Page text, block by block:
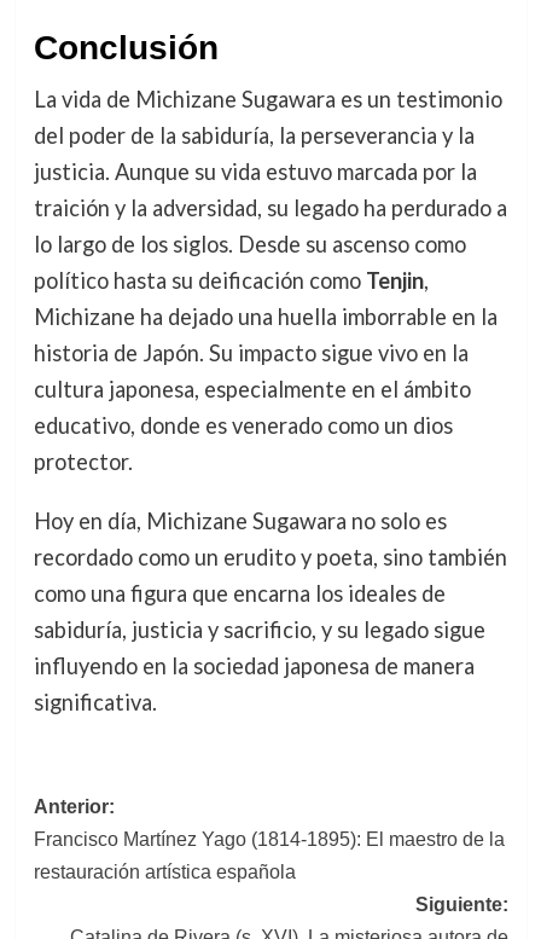
Conclusión
La vida de Michizane Sugawara es un testimonio
del poder de la sabiduría, la perseverancia y la
justicia. Aunque su vida estuvo marcada por la
traición y la adversidad, su legado ha perdurado a
lo largo de los siglos. Desde su ascenso como
político hasta su deificación como Tenjin,
Michizane ha dejado una huella imborrable en la
historia de Japón. Su impacto sigue vivo en la
cultura japonesa, especialmente en el ámbito
educativo, donde es venerado como un dios
protector.
Hoy en día, Michizane Sugawara no solo es
recordado como un erudito y poeta, sino también
como una figura que encarna los ideales de
sabiduría, justicia y sacrificio, y su legado sigue
influyendo en la sociedad japonesa de manera
significativa.
Navegación
de
Anterior:
Francisco Martínez Yago (1814-1895): El maestro de la
restauración artística española
Siguiente: